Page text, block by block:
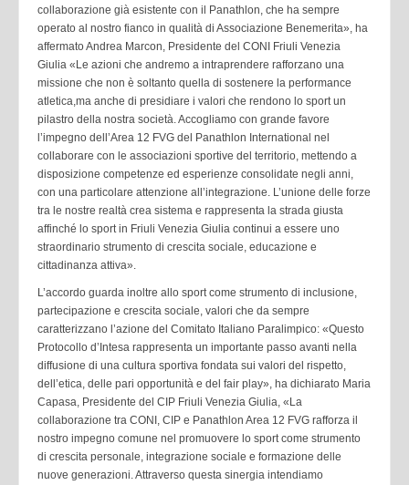
collaborazione già esistente con il Panathlon, che ha sempre
operato al nostro fianco in qualità di Associazione Benemerita», ha
affermato Andrea Marcon, Presidente del CONI Friuli Venezia
Giulia «Le azioni che andremo a intraprendere rafforzano una
missione che non è soltanto quella di sostenere la performance
atletica,ma anche di presidiare i valori che rendono lo sport un
pilastro della nostra società. Accogliamo con grande favore
l’impegno dell’Area 12 FVG del Panathlon International nel
collaborare con le associazioni sportive del territorio, mettendo a
disposizione competenze ed esperienze consolidate negli anni,
con una particolare attenzione all’integrazione. L’unione delle forze
tra le nostre realtà crea sistema e rappresenta la strada giusta
affinché lo sport in Friuli Venezia Giulia continui a essere uno
straordinario strumento di crescita sociale, educazione e
cittadinanza attiva».
L’accordo guarda inoltre allo sport come strumento di inclusione,
partecipazione e crescita sociale, valori che da sempre
caratterizzano l’azione del Comitato Italiano Paralimpico: «Questo
Protocollo d’Intesa rappresenta un importante passo avanti nella
diffusione di una cultura sportiva fondata sui valori del rispetto,
dell’etica, delle pari opportunità e del fair play», ha dichiarato Maria
Capasa, Presidente del CIP Friuli Venezia Giulia, «La
collaborazione tra CONI, CIP e Panathlon Area 12 FVG rafforza il
nostro impegno comune nel promuovere lo sport come strumento
di crescita personale, integrazione sociale e formazione delle
nuove generazioni. Attraverso questa sinergia intendiamo